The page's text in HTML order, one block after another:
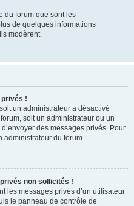
du forum que sont les
de quelques informations
modèrent.
!
un administrateur a désactivé
soit un administrateur ou un
des messages privés. Pour
administrateur du forum.
non sollicités !
les messages privés d’un utilisateur
le panneau de contrôle de